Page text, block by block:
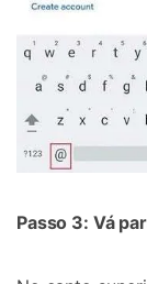
Passo 3: Vá